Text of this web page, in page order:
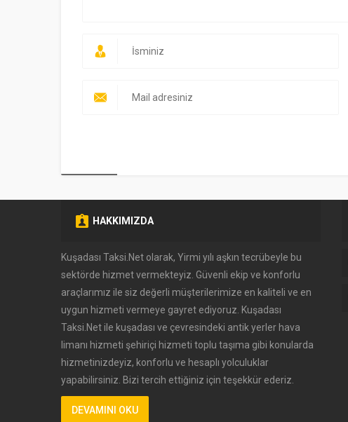
HAKKIMIZDA
Kuşadası Taksi.Net olarak, Yirmi yılı aşkın tecrübeyle bu
sektörde hizmet vermekteyiz. Güvenli ekip ve konforlu
araçlarımız ile siz değerli müşterilerimize en kaliteli ve en
uygun hizmeti vermeye gayret ediyoruz. Kuşadası
Taksi.Net ile kuşadası ve çevresindeki antik yerler hava
limanı hizmeti şehiriçi hizmeti toplu taşıma gibi konularda
hizmetinizdeyiz, konforlu ve hesaplı yolculuklar
yapabilirsiniz. Bizi tercih ettiğiniz için teşekkür ederiz.
DEVAMINI OKU
Müşteri Temsilcisi